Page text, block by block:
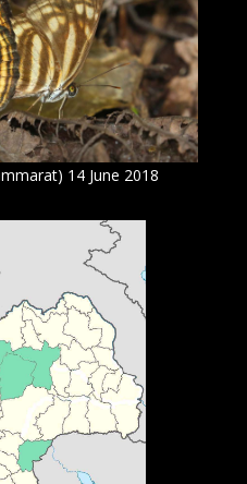
14 June 2018